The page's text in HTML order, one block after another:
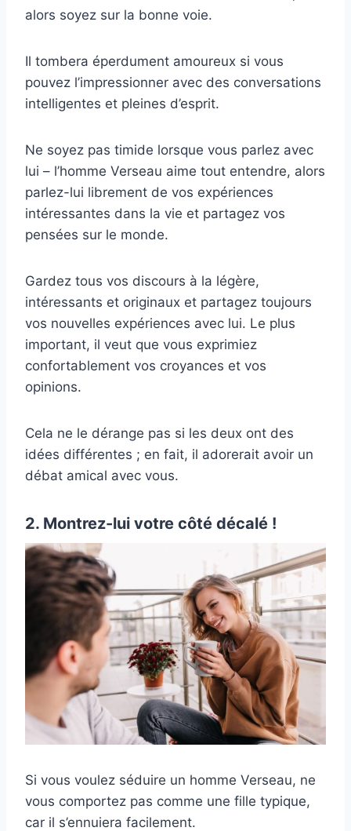
alors soyez sur la bonne voie.
Il tombera éperdument amoureux si vous
pouvez l’impressionner avec des conversations
intelligentes et pleines d’esprit.
Ne soyez pas timide lorsque vous parlez avec
lui – l’homme Verseau aime tout entendre, alors
parlez-lui librement de vos expériences
intéressantes dans la vie et partagez vos
pensées sur le monde.
Gardez tous vos discours à la légère,
intéressants et originaux et partagez toujours
vos nouvelles expériences avec lui. Le plus
important, il veut que vous exprimiez
confortablement vos croyances et vos
opinions.
Cela ne le dérange pas si les deux ont des
idées différentes ; en fait, il adorerait avoir un
débat amical avec vous.
2. Montrez-lui votre côté décalé !
Si vous voulez séduire un homme Verseau, ne
vous comportez pas comme une fille typique,
car il s’ennuiera facilement.